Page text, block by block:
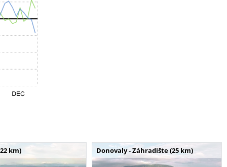
km) Donovaly - Záhradište (25 km)